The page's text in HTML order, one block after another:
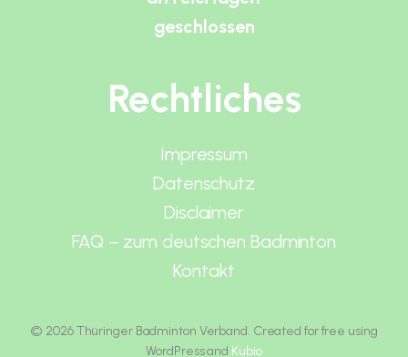
geschlossen
Rechtliches
Impressum
Datenschutz
Disclaimer
FAQ – zum deutschen Badminton
Kontakt
© 2026 Thüringer Badminton Verband. Created for free using
WordPress and Kubio